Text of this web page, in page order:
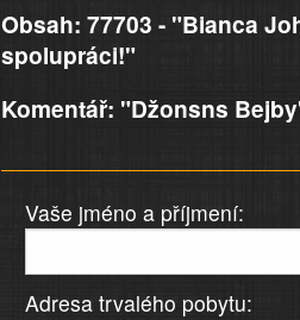
Obsah: 77703 - "Bianca
spolupráci!"
Komentář: "Džonsns
Vaše jméno a příjmení:
Adresa trvalého pobytu: